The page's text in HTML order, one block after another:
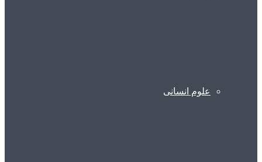
علوم انسانی